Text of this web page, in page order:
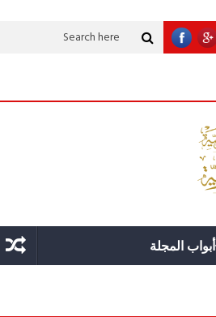
قوة الدولة.. عندما يصبح التخطيط خط الدفاع الأول
أبواب المجلة